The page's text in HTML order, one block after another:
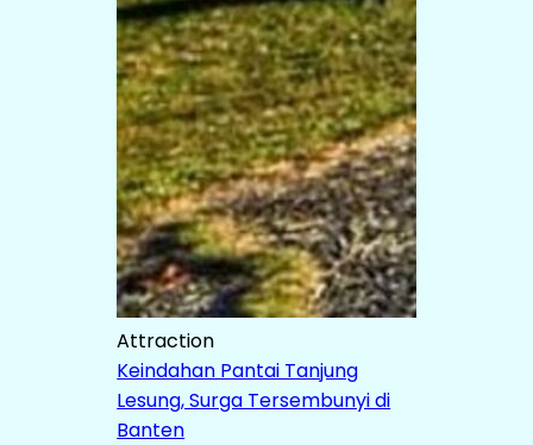
Attraction
Keindahan Pantai Tanjung
Lesung, Surga Tersembunyi di
Banten